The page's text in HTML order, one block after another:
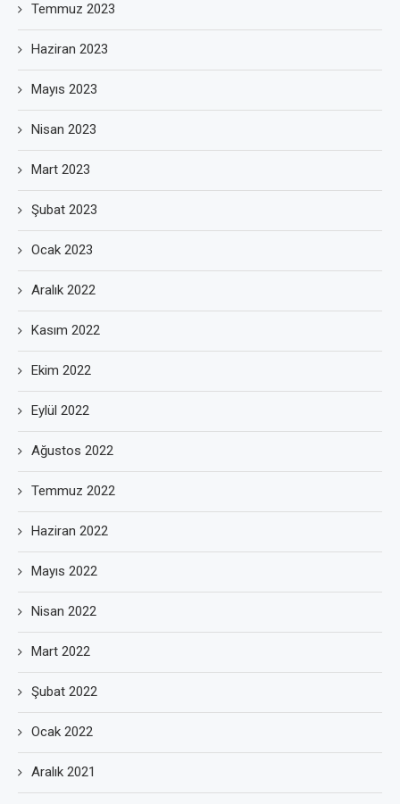
Temmuz 2023
Haziran 2023
Mayıs 2023
Nisan 2023
Mart 2023
Şubat 2023
Ocak 2023
Aralık 2022
Kasım 2022
Ekim 2022
Eylül 2022
Ağustos 2022
Temmuz 2022
Haziran 2022
Mayıs 2022
Nisan 2022
Mart 2022
Şubat 2022
Ocak 2022
Aralık 2021